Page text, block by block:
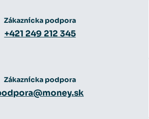
Zákaznícka podpora
+421 249 212 345
Zákaznícka podpora